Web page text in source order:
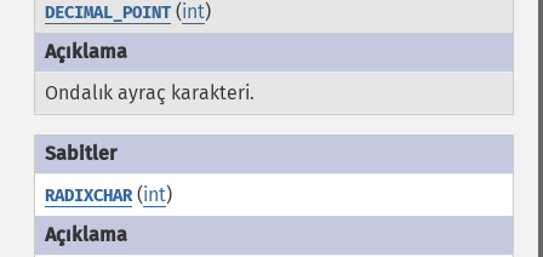
DECIMAL_POINT(int)
Ondalık ayraç karakteri.
RADIXCHAR(int)